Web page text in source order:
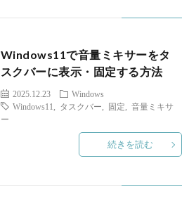
Windows11で音量ミキサーをタ
スクバーに表示・固定する方法
2025.12.23
Windows
Windows11
タスクバー 固定
音量ミキサ
ー
続きを読む